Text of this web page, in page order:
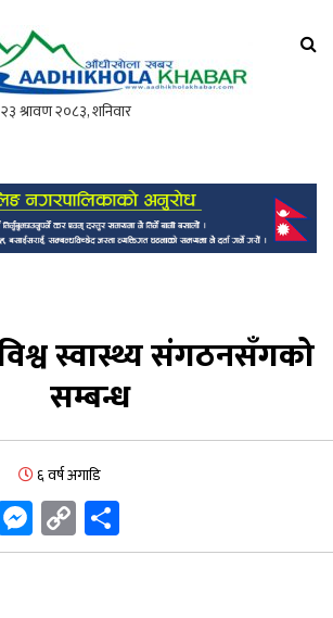
पत्रिका
स्वास्थ्य संगठनसँगको
सम्बन्ध
६ वर्ष अगाडि
Messenger
Copy
Link